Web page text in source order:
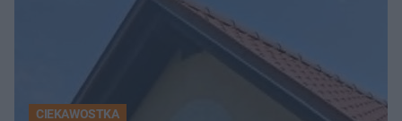
CIEKAWOSTKA